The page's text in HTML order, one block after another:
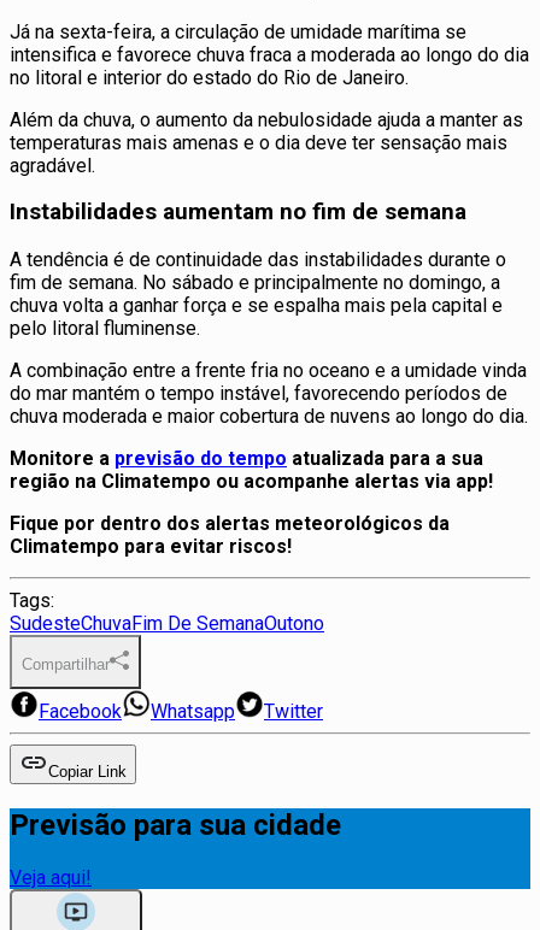
Já na sexta-feira, a circulação de umidade marítima se
intensifica e favorece chuva fraca a moderada ao longo do dia
no litoral e interior do estado do Rio de Janeiro.
Além da chuva, o aumento da nebulosidade ajuda a manter as
temperaturas mais amenas e o dia deve ter sensação mais
agradável.
Instabilidades aumentam no fim de semana
A tendência é de continuidade das instabilidades durante o
fim de semana. No sábado e principalmente no domingo, a
chuva volta a ganhar força e se espalha mais pela capital e
pelo litoral fluminense.
A combinação entre a frente fria no oceano e a umidade vinda
do mar mantém o tempo instável, favorecendo períodos de
chuva moderada e maior cobertura de nuvens ao longo do dia.
Monitore a previsão do tempo atualizada para a sua
região na Climatempo ou acompanhe alertas via app!
Fique por dentro dos alertas meteorológicos da
Climatempo para evitar riscos!
Tags:
SudesteChuvaFim De SemanaOutono
Compartilhar
Facebook Whatsapp Twitter
Copiar Link
Previsão para sua cidade
Veja aqui!